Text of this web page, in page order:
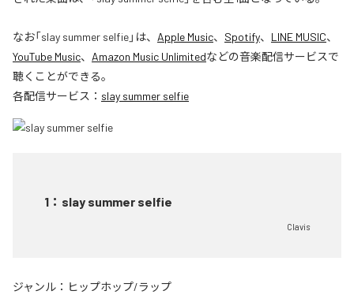
なお「slay summer selfie」は、 Apple Music、 Spotify、 LINE MUSIC、
YouTube Music、 Amazon Music Unlimitedなどの音楽配信サービスで
聴くことができる。
各配信サービス： slay summer selfie
1 ： slay summer selfie
Clavis
ジャンル： ヒップホップ/ラップ